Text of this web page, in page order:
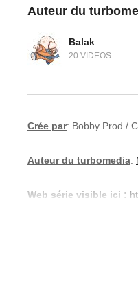
Auteur du
Balak
20 VIDEOS
Crée par: Bobby Prod /
Auteur du turbomedia:
Web série visible ici :
La crise
eux sont